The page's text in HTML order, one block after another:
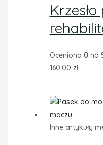
Oceniono 0na
160,00 zł
Inne artykuły